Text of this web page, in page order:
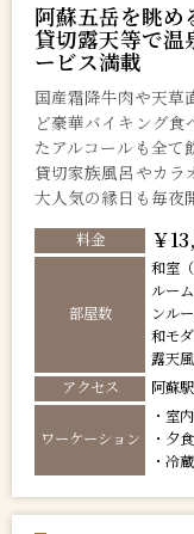
阿蘇五岳を眺め
貸切露天等で温
ービス満載
国産霜降牛肉や天草
ど豪華バイキング
たアルコールも全
貸切家族風呂やカラ
大人気の縁日も毎夜
料金 ￥
部屋数
和室
ルー
ンル
和モ
露天
アクセス
阿蘇
ワーケーション
・室
・夕
・冷